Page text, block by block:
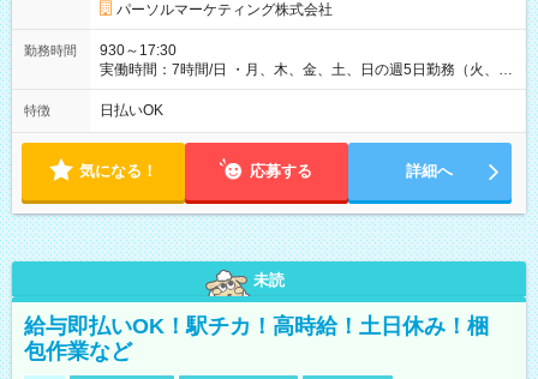
パーソルマーケティング株式会社
勤務時間
930～17:30
実働時間：7時間/日 ・月、木、金、土、日の週5日勤務（火、水
は固定休です／夏季、年末年始等、長期休暇有り！） ・ワンシ
フト！ 残業ほぼナシ（0～5h/月）
特徴 日払いOK
気になる！ 応募する 詳細へ
未読
給与即払いOK！駅チカ！高時給！土日休み！梱
包作業など